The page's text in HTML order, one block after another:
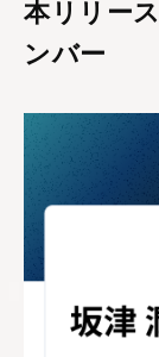
本リリー
ンバー